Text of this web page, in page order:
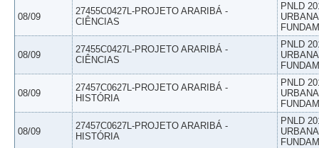
08/09
27455C0427L-PROJETO ARARIBÁ -
CIÊNCIAS
PNLD
08/09
27455C0427L-PROJETO ARARIBÁ -
CIÊNCIAS
PNLD
08/09
27457C0627L-PROJETO ARARIBÁ -
HISTÓRIA
PNLD
08/09
27457C0627L-PROJETO ARARIBÁ -
HISTÓRIA
PNLD